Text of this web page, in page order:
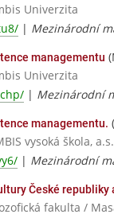
Univerzita
| Mezinárodní
managementu
Univerzita
| Mezinárodní
managementu.
vysoká škola, a.s.
| Mezinárodní
České
fakulta /